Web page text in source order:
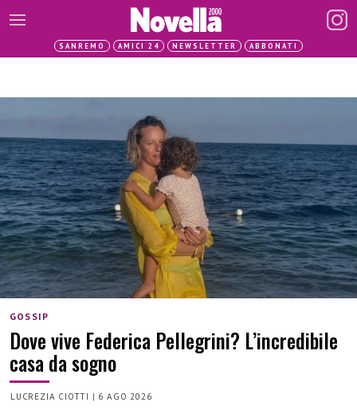
SANREMO AMICI 24 NEWSLETTER ABBONATI
GOSSIP
Dove vive Federica Pellegrini? L’incredibile
casa da sogno
LUCREZIA CIOTTI | 6 AGO 2026